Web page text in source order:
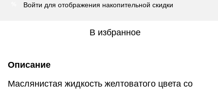
Войти для отображения накопительной скидки
В избранное
Описание
Маслянистая жидкость желтоватого цвета со